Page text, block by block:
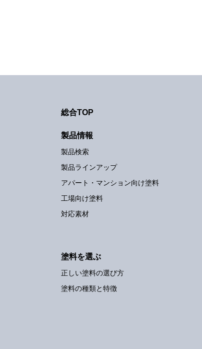
総合TOP
製品情報
製品検索
製品ラインアップ
アパート・マンション向け塗料
工場向け塗料
対応素材
塗料を選ぶ
正しい塗料の選び方
塗料の種類と特徴